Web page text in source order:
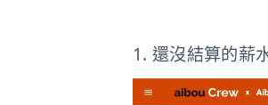
1. 還沒結算的薪